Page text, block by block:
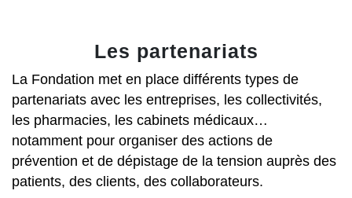
Les partenariats
La Fondation met en place différents types de
partenariats avec les entreprises, les collectivités,
les pharmacies, les cabinets médicaux…
notamment pour organiser des actions de
prévention et de dépistage de la tension auprès des
patients, des clients, des collaborateurs.